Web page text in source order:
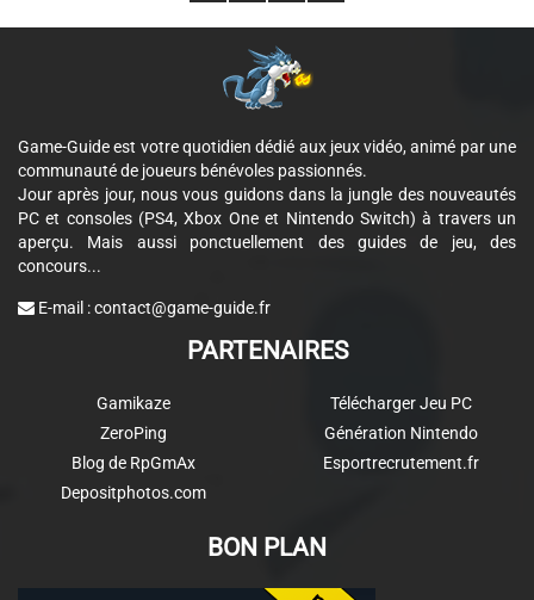
Game-Guide est votre quotidien dédié aux jeux vidéo, animé par une
communauté de joueurs bénévoles passionnés.
Jour après jour, nous vous guidons dans la jungle des nouveautés
PC et consoles (PS4, Xbox One et Nintendo Switch) à travers un
aperçu. Mais aussi ponctuellement des guides de jeu, des
concours...
E-mail :contact@game-guide.fr
PARTENAIRES
Gamikaze
ZeroPing
Blog de RpGmAx
Depositphotos.com
Télécharger Jeu PC
Génération Nintendo
Esportrecrutement.fr
BON PLAN